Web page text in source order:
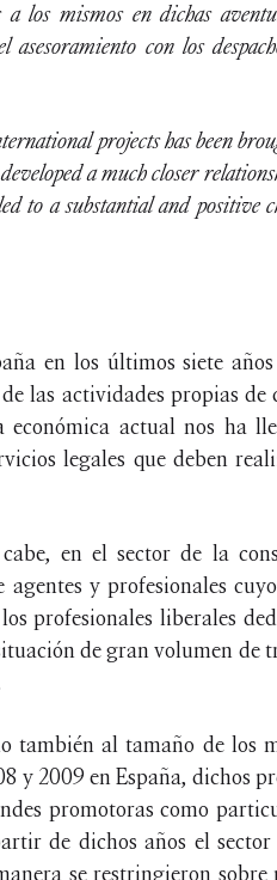
a los mismos en dichas
con los
projects has been
a much closer
to a substantial and positive
en los últimos siete
las actividades propias de
actual nos ha
legales que deben
en el sector de la
y profesionales
profesionales liberales
de gran volumen de
también al tamaño de los
y 2009 en España, dichos
promotoras como
de dichos años el
se restringieron sobre